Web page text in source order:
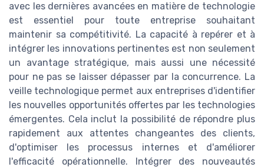
avec les dernières avancées en matière de technologie
est essentiel pour toute entreprise souhaitant
maintenir sa compétitivité. La capacité à repérer et à
intégrer les innovations pertinentes est non seulement
un avantage stratégique, mais aussi une nécessité
pour ne pas se laisser dépasser par la concurrence. La
veille technologique permet aux entreprises d'identifier
les nouvelles opportunités offertes par les technologies
émergentes. Cela inclut la possibilité de répondre plus
rapidement aux attentes changeantes des clients,
d'optimiser les processus internes et d'améliorer
l'efficacité opérationnelle. Intégrer des nouveautés